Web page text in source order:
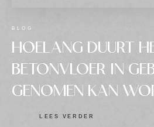
BLOG
HOELANG DUURT
BETONVLOER IN
GENOMEN KAN
LEES VERDER